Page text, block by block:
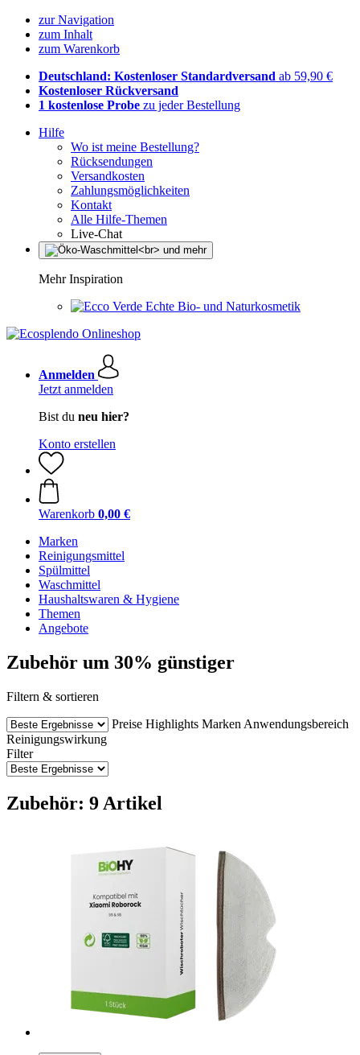
zur Navigation
zum Inhalt
zum Warenkorb
Deutschland: Kostenloser Standardversand ab 59,90 €
Kostenloser Rückversand
1 kostenlose Probe zu jeder Bestellung
Hilfe
Wo ist meine Bestellung?
Rücksendungen
Versandkosten
Zahlungsmöglichkeiten
Kontakt
Alle Hilfe-Themen
Live-Chat
Mehr Inspiration
Echte Bio- und Naturkosmetik
Anmelden
Jetzt anmelden
Bist du neu hier?
Konto erstellen
Warenkorb 0,00 €
Marken
Reinigungsmittel
Spülmittel
Waschmittel
Haushaltswaren & Hygiene
Themen
Angebote
Zubehör um 30% günstiger
Filtern & sortieren
Preise Highlights Marken Anwendungsbereich
Reinigungswirkung
Filter
Zubehör: 9 Artikel